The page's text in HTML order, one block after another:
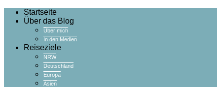
Startseite
Über das Blog
Über mich
In den Medien
Reiseziele
NRW
Deutschland
Europa
Asien